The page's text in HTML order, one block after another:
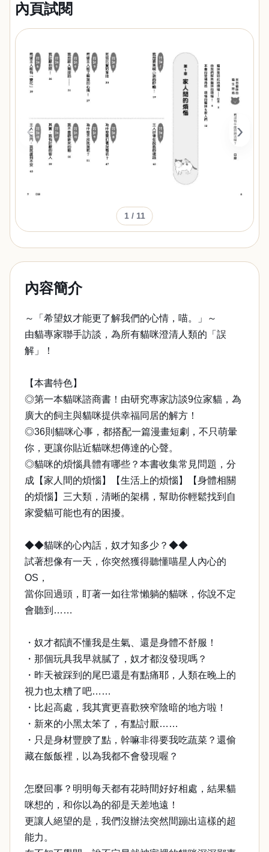
內頁試閱
‹ ›
1/ 11
內容簡介
～「希望奴才能更了解我們的心情，喵。」～
由貓專家聯手訪談，為所有貓咪澄清人類的「誤
解」！
【本書特色】
◎第一本貓咪諮商書！由研究專家訪談9位家貓，為
廣大的飼主與貓咪提供幸福同居的解方！
◎36則貓咪心事，都搭配一篇漫畫短劇，不只萌暈
你，更讓你貼近貓咪想傳達的心聲。
◎貓咪的煩惱具體有哪些？本書收集常見問題，分
成【家人間的煩惱】【生活上的煩惱】【身體相關
的煩惱】三大類，清晰的架構，幫助你輕鬆找到自
家愛貓可能也有的困擾。
◆◆貓咪的心內話，奴才知多少？◆◆
試著想像有一天，你突然獲得聽懂喵星人內心的
OS，
當你回過頭，盯著一如往常懶躺的貓咪，你說不定
會聽到……
・奴才都讀不懂我是生氣、還是身體不舒服！
・那個玩具我早就膩了，奴才都沒發現嗎？
・昨天被踩到的尾巴還是有點痛耶，人類在晚上的
視力也太糟了吧……
・比起高處，我其實更喜歡狹窄陰暗的地方啦！
・新來的小黑太笨了，有點討厭……
・只是身材豐腴了點，幹嘛非得要我吃蔬菜？還偷
藏在飯飯裡，以為我都不會發現喔？
怎麼回事？明明每天都有花時間好好相處，結果貓
咪想的，和你以為的卻是天差地遠！
更讓人絕望的是，我們沒辦法突然間蹦出這樣的超
能力。